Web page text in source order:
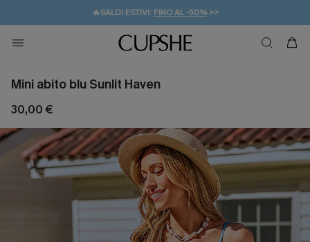
🔥SALDI ESTIVI: FINO AL -50%>>
🚚SPEDIZIONE GRATUITA DA 49€
💌REGALO PER I NUOVI: 20% DI SCONTO*
Mini abito blu Sunlit Haven
30,00 €